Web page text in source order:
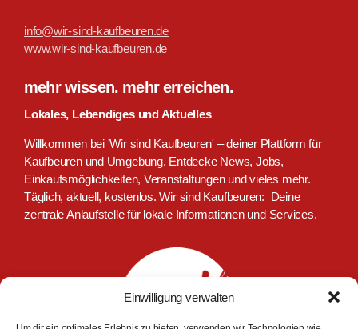
Einwilligung verwalten
info@wir-sind-kaufbeuren.de
www.wir-sind-kaufbeuren.de
mehr wissen. mehr erreichen.
Lokales, Lebendiges und Aktuelles
Willkommen bei 'Wir sind Kaufbeuren' – deiner Plattform für
Kaufbeuren und Umgebung. Entdecke News, Jobs,
Einkaufsmöglichkeiten, Veranstaltungen und vieles mehr.
Täglich, aktuell, kostenlos. Wir sind Kaufbeuren: Deine
zentrale Anlaufstelle für lokale Informationen und Services.